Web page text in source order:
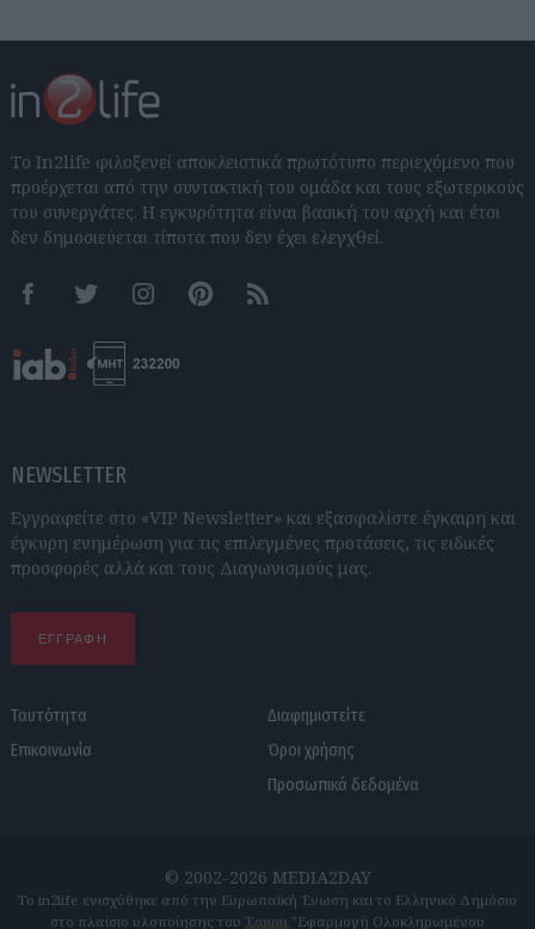
Το In2life φιλοξενεί αποκλειστικά πρωτότυπο περιεχόμενο που
προέρχεται από την συντακτική του ομάδα και τους εξωτερικούς
του συνεργάτες. Η εγκυρότητα είναι βασική του αρχή και έτσι
δεν δημοσιεύεται τίποτα που δεν έχει ελεγχθεί.
FacebookTwitter InstagramPinterestRSS feeds
NEWSLETTER
Εγγραφείτε στο «VIP Newsletter» και εξασφαλίστε έγκαιρη και
έγκυρη ενημέρωση για τις επιλεγμένες προτάσεις, τις ειδικές
προσφορές αλλά και τους Διαγωνισμούς μας.
ΕΓΓΡΑΦΗ
Ταυτότητα
Επικοινωνία
Διαφημιστείτε
Όροι χρήσης
Προσωπικά δεδομένα
© 2002-2026 MEDIA2DAY
Το in2life ενισχύθηκε από την Ευρωπαϊκή Ένωση και το Ελληνικό Δημόσιο
στο πλαίσιο υλοποίησης του Έργου "Εφαρμογή Ολοκληρωμένου